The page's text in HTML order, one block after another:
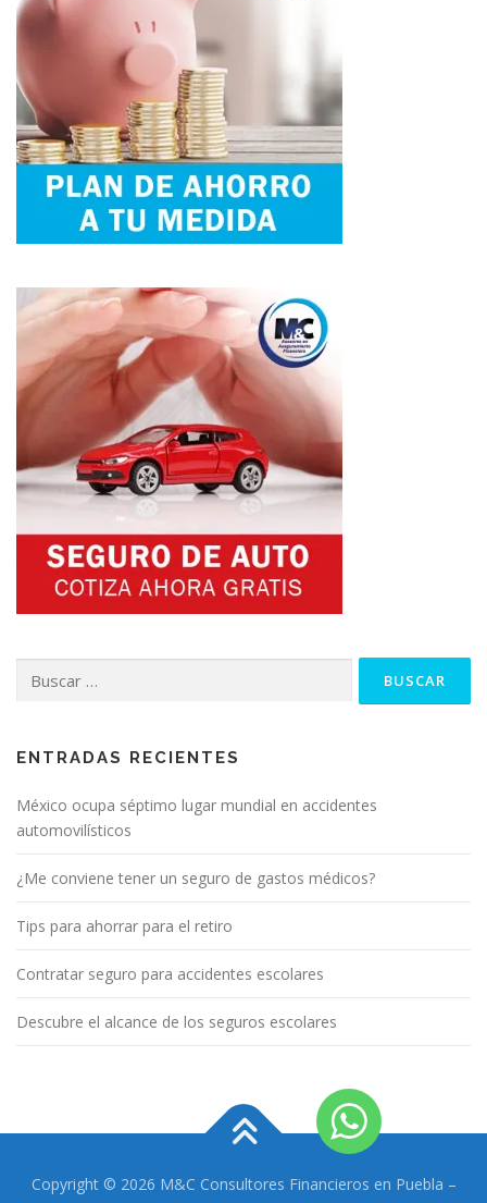
ENTRADAS RECIENTES
México ocupa séptimo lugar mundial en accidentes
automovilísticos
¿Me conviene tener un seguro de gastos médicos?
Tips para ahorrar para el retiro
Contratar seguro para accidentes escolares
Descubre el alcance de los seguros escolares
Copyright © 2026 M&C Consultores Financieros en Puebla –